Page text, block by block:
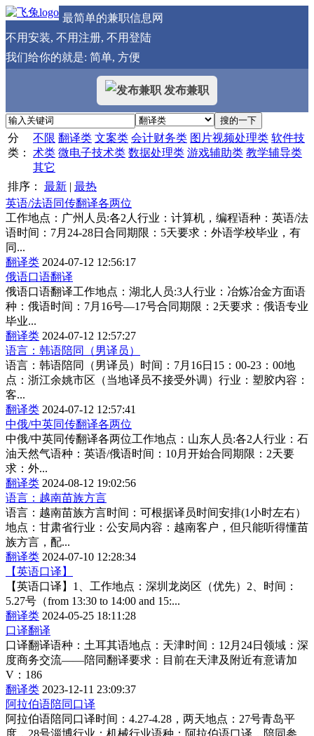
最简单的兼职信息网
不用安装, 不用注册, 不用登陆
我们给你的就是: 简单, 方便
发布兼职
分
类：
不限 翻译类 文案类 会计财务类 图片视频处理类 软件技
术类 微电子技术类 数据处理类 游戏辅助类 教学辅导类
其它
排序：
最新 | 最热
英语/法语同传翻译各两位
工作地点：广州人员:各2人行业：计算机，编程语种：英语/法
语时间：7月24-28日合同期限：5天要求：外语学校毕业，有
同...
翻译类 2024-07-12 12:56:17
俄语口语翻译
俄语口语翻译工作地点：湖北人员:3人行业：冶炼冶金方面语
种：俄语时间：7月16号—17号合同期限：2天要求：俄语专业
毕业...
翻译类 2024-07-12 12:57:27
语言：韩语陪同（男译员）
语言：韩语陪同（男译员）时间：7月16日15：00-23：00地
点：浙江余姚市区（当地译员不接受外调）行业：塑胶内容：
客...
翻译类 2024-07-12 12:57:41
中俄/中英同传翻译各两位
中俄/中英同传翻译各两位工作地点：山东人员:各2人行业：石
油天然气语种：英语/俄语时间：10月开始合同期限：2天要
求：外...
翻译类 2024-08-12 19:02:56
语言：越南苗族方言
语言：越南苗族方言时间：可根据译员时间安排(1小时左右）
地点：甘肃省行业：公安局内容：越南客户，但只能听得懂苗
族方言，配...
翻译类 2024-07-10 12:28:34
【英语口译】
【英语口译】1、工作地点：深圳龙岗区（优先）2、时间：
5.27号（from 13:30 to 14:00 and 15:...
翻译类 2024-05-25 18:11:28
口译翻译
口译翻译语种：土耳其语地点：天津时间：12月24日领域：深
度商务交流——陪同翻译要求：目前在天津及附近有意请加
V：186
翻译类 2023-12-11 23:09:37
阿拉伯语陪同口译
阿拉伯语陪同口译时间：4.27-4.28，两天地点：27号青岛平
度，28号淄博行业：机械行业语种：阿拉伯语口译，陪同参